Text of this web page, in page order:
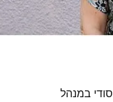
במנהל